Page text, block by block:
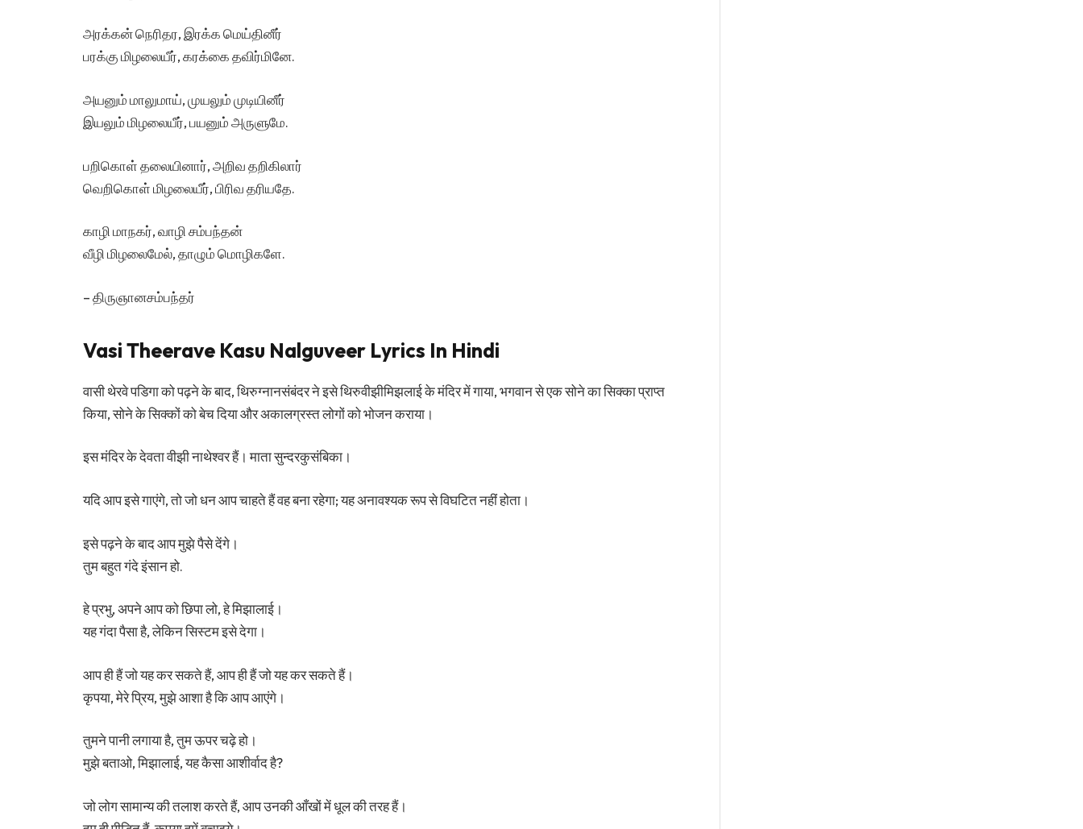
அரக்கன் நெரிதர, இரக்க மெய்தினீர்
பரக்கு மிழலையீர், கரக்கை தவிர்மினே.
அயனும் மாலுமாய், முயலும் முடியினீர்
இயலும் மிழலையீர், பயனும் அருளுமே.
பறிகொள் தலையினார், அறிவ தறிகிலார்
வெறிகொள் மிழலையீர், பிரிவ தரியதே.
காழி மாநகர், வாழி சம்பந்தன்
வீழி மிழலைமேல், தாழும் மொழிகளே.
– திருஞானசம்பந்தர்
Vasi Theerave Kasu Nalguveer Lyrics In Hindi
वासी थेरवे पडिगा को पढ़ने के बाद, थिरुग्नानसंबंदर ने इसे थिरुवीझीमिझलाई के मंदिर में गाया, भगवान से एक सोने का सिक्का प्राप्त
किया, सोने के सिक्कों को बेच दिया और अकालग्रस्त लोगों को भोजन कराया।
इस मंदिर के देवता वीझी नाथेश्वर हैं। माता सुन्दरकुसंबिका।
यदि आप इसे गाएंगे, तो जो धन आप चाहते हैं वह बना रहेगा; यह अनावश्यक रूप से विघटित नहीं होता।
इसे पढ़ने के बाद आप मुझे पैसे देंगे।
तुम बहुत गंदे इंसान हो.
हे प्रभु, अपने आप को छिपा लो, हे मिझालाई।
यह गंदा पैसा है, लेकिन सिस्टम इसे देगा।
आप ही हैं जो यह कर सकते हैं, आप ही हैं जो यह कर सकते हैं।
कृपया, मेरे प्रिय, मुझे आशा है कि आप आएंगे।
तुमने पानी लगाया है, तुम ऊपर चढ़े हो।
मुझे बताओ, मिझालाई, यह कैसा आशीर्वाद है?
जो लोग सामान्य की तलाश करते हैं, आप उनकी आँखों में धूल की तरह हैं।